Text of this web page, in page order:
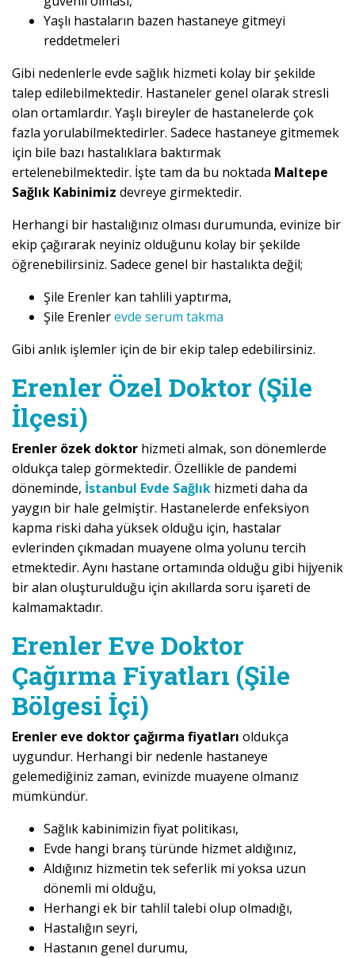
Yaşlı hastaların bazen hastaneye gitmeyi
reddetmeleri
Gibi nedenlerle evde sağlık hizmeti kolay bir şekilde
talep edilebilmektedir. Hastaneler genel olarak stresli
olan ortamlardır. Yaşlı bireyler de hastanelerde çok
fazla yorulabilmektedirler. Sadece hastaneye gitmemek
için bile bazı hastalıklara baktırmak
ertelenebilmektedir. İşte tam da bu noktada Maltepe
Sağlık Kabinimiz devreye girmektedir.
Herhangi bir hastalığınız olması durumunda, evinize bir
ekip çağırarak neyiniz olduğunu kolay bir şekilde
öğrenebilirsiniz. Sadece genel bir hastalıkta değil;
Şile Erenler kan tahlili yaptırma,
Şile Erenlerevde serum takma
Gibi anlık işlemler için de bir ekip talep edebilirsiniz.
Erenler Özel Doktor (Şile
İlçesi)
Erenler özek doktor hizmeti almak, son dönemlerde
oldukça talep görmektedir. Özellikle de pandemi
döneminde, İstanbul Evde Sağlık hizmeti daha da
yaygın bir hale gelmiştir. Hastanelerde enfeksiyon
kapma riski daha yüksek olduğu için, hastalar
evlerinden çıkmadan muayene olma yolunu tercih
etmektedir. Aynı hastane ortamında olduğu gibi hijyenik
bir alan oluşturulduğu için akıllarda soru işareti de
kalmamaktadır.
Erenler Eve Doktor
Çağırma Fiyatları (Şile
Bölgesi İçi)
Erenler eve doktor çağırma fiyatları oldukça
uygundur. Herhangi bir nedenle hastaneye
gelemediğiniz zaman, evinizde muayene olmanız
mümkündür.
Sağlık kabinimizin fiyat politikası,
Evde hangi branş türünde hizmet aldığınız,
Aldığınız hizmetin tek seferlik mi yoksa uzun
dönemli mi olduğu,
Herhangi ek bir tahlil talebi olup olmadığı,
Hastalığın seyri,
Hastanın genel durumu,